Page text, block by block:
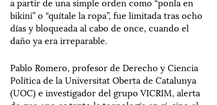
bikini” o “quítale la ropa”, fue limitada tras ocho
días y bloqueada al cabo de once, cuando el
daño ya era irreparable.
Pablo Romero, profesor de Derecho y Ciencia
Política de la Universitat Oberta de Catalunya
(UOC) e investigador del grupo VICRIM, alerta